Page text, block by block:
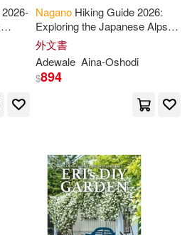
Rezaul(1)
Rowan(1)
Tanaka(1)
Nagano Hiking Guide 2026:
Exploring the Japanese Alps
Through Scenic Trails, Hidden
Paths and Outdoor Adventures
外文書
Adewale Aina-Oshodi
$894